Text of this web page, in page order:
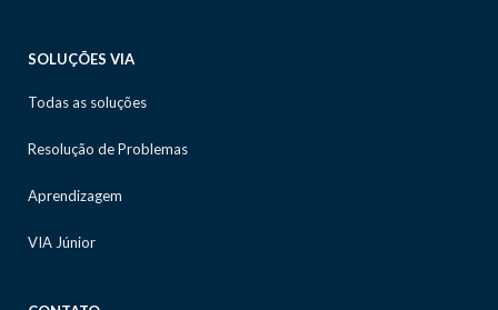
SOLUÇÕES VIA
Todas as soluções
Resolução de Problemas
Aprendizagem
VIA Júnior